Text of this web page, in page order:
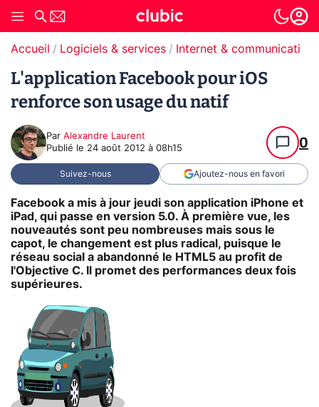
Accueil Logiciels & services Internet & communication
L'application Facebook pour iOS
renforce son usage du natif
Par Alexandre Laurent
Publié le 24 août 2012 à 08h15 0
Suivez-nous Ajoutez-nous en favori
Facebook a mis à jour jeudi son application iPhone et
iPad, qui passe en version 5.0. À première vue, les
nouveautés sont peu nombreuses mais sous le
capot, le changement est plus radical, puisque le
réseau social a abandonné le HTML5 au profit de
l'Objective C. Il promet des performances deux fois
supérieures.